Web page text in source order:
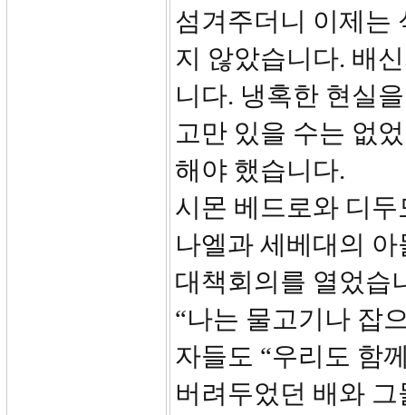
섬겨주더니 이제는
지 않았습니다. 배
니다. 냉혹한 현실
고만 있을 수는 없
해야 했습니다.
시몬 베드로와 디
나엘과 세베대의
대책회의를 열었습
“나는 물고기나 잡
자들도 “우리도 함
버려두었던 배와